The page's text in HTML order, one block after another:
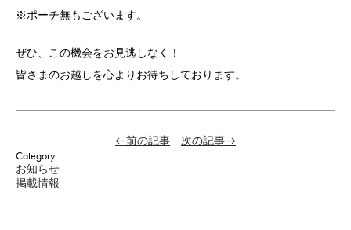
※ポーチ無もございます。
ぜひ、この機会をお見逃しなく！
皆さまのお越しを心よりお待ちしております。
←前の記事 次の記事→
Category
お知らせ
掲載情報